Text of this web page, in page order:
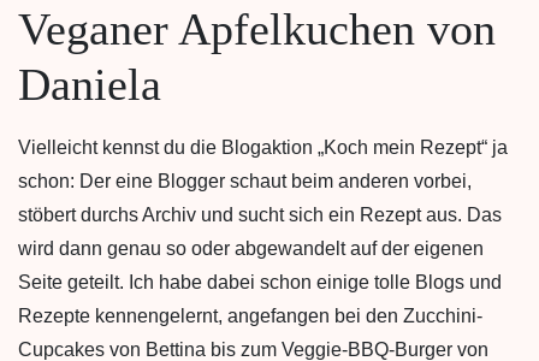
Veganer Apfelkuchen von
Daniela
Vielleicht kennst du die Blogaktion „Koch mein Rezept“ ja
schon: Der eine Blogger schaut beim anderen vorbei,
stöbert durchs Archiv und sucht sich ein Rezept aus. Das
wird dann genau so oder abgewandelt auf der eigenen
Seite geteilt. Ich habe dabei schon einige tolle Blogs und
Rezepte kennengelernt, angefangen bei den Zucchini-
Cupcakes von Bettina bis zum Veggie-BBQ-Burger von